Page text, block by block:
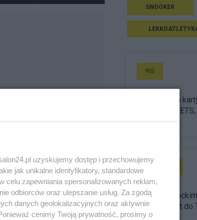
SNOOKER
PiS
PiS odkrywa
mieszkania,
Rok z
USA i powrót do
uzyskujemy dostęp i przechowujemy
jak unikalne identyfikatory, standardowe
celu zapewniania spersonalizowanych reklam,
odbiorców oraz ulepszanie usług. Za zgodą
danych geolokalizacyjnych oraz aktywnie
cenimy Twoją prywatność, prosimy o